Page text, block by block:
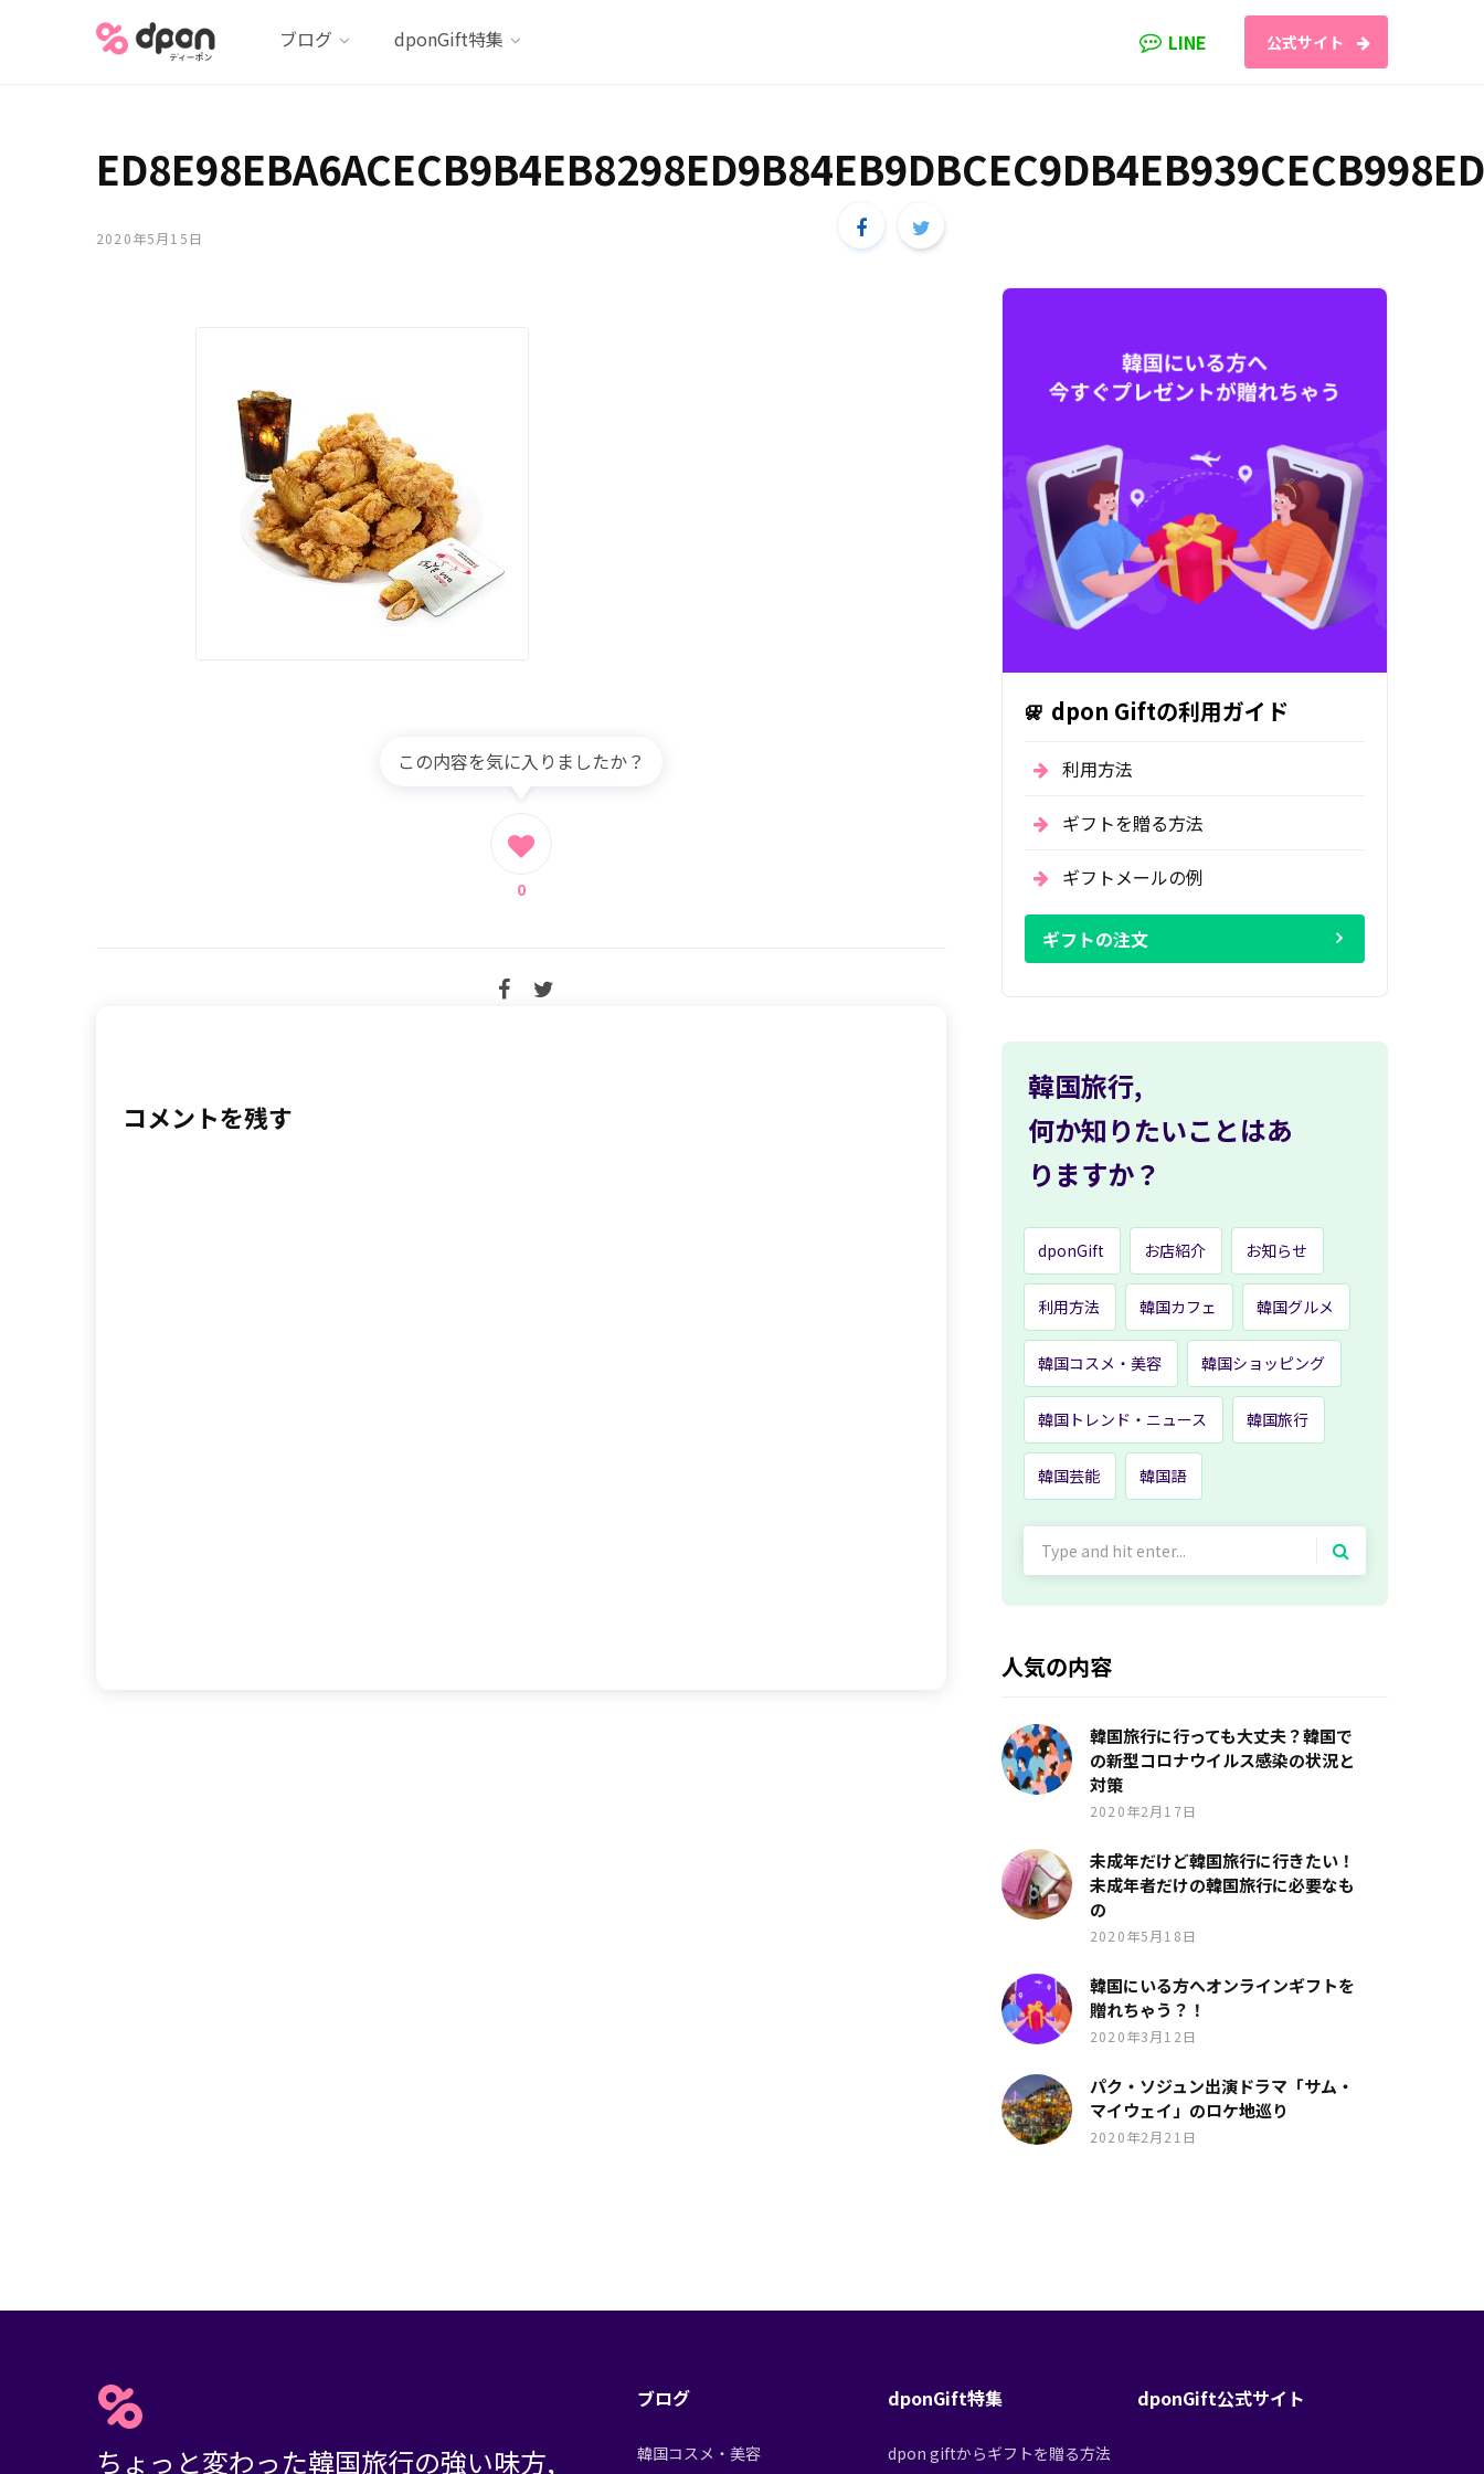
ブログ dponGift特集 LINE 公式サイト
2020年5月15日
この内容を気に入りましたか？
0
コメントを残す
dpon Giftの利用ガイド
利用方法
ギフトを贈る方法
ギフトメールの例
ギフトの注文
韓国旅行,
何か知りたいことはあ
りますか？
dponGift お店紹介 お知らせ
利用方法 韓国カフェ 韓国グルメ
韓国コスメ・美容 韓国ショッピング
韓国トレンド・ニュース 韓国旅行
韓国芸能 韓国語
人気の内容
韓国旅行に行っても大丈夫？韓国で
の新型コロナウイルス感染の状況と
対策
2020年2月17日
未成年だけど韓国旅行に行きたい！
未成年者だけの韓国旅行に必要なも
の
2020年5月18日
韓国にいる方へオンラインギフトを
贈れちゃう？！
2020年3月12日
パク・ソジュン出演ドラマ「サム・
マイウェイ」のロケ地巡り
2020年2月21日
ちょっと変わった韓国旅行の強い味方,
ブログ
韓国コスメ・美容
dponGift特集
dpon giftからギフトを贈る方法
dponGift公式サイト